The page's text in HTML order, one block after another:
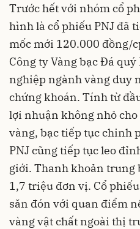
Trước hết với nhóm cổ
hình là cổ phiếu PNJ đã
mốc mới 120.000 đồng/
Công ty Vàng bạc Đá
nghiệp ngành vàng duy
chứng khoán. Tính từ
lợi nhuận không nhỏ
vàng, bạc tiếp tục chinh
PNJ cũng tiếp tục leo
giới. Thanh khoản
1,7 triệu đơn vị. Cổ
săn đón với quan điểm
vàng vật chất ngoài thị